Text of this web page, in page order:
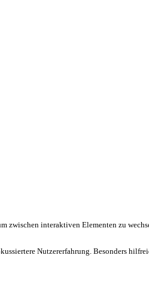
zwischen interaktiven Elementen zu
Nutzererfahrung. Besonders